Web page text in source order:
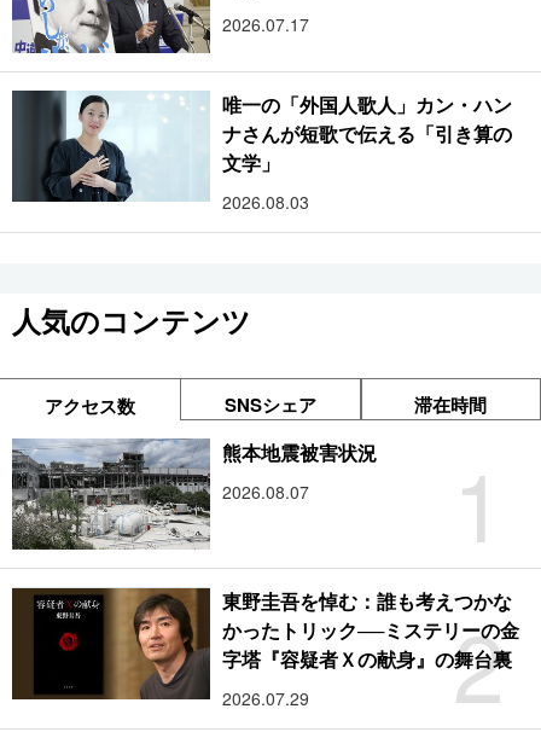
2026.07.17
唯一の「外国人歌人」カン・ハン
ナさんが短歌で伝える「引き算の
文学」
2026.08.03
人気のコンテンツ
アクセス数 SNSシェア 滞在時間
1
熊本地震被害状況
2026.08.07
2
東野圭吾を悼む：誰も考えつかな
かったトリック──ミステリーの金
字塔『容疑者Ｘの献身』の舞台裏
2026.07.29